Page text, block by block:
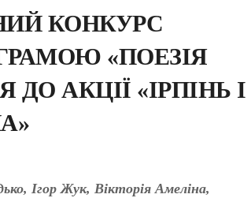
КОНКУРС
«ПОЕЗІЯ
АКЦІЇ «ІРПІНЬ І
Ігор Жук, Вікторія Амеліна,